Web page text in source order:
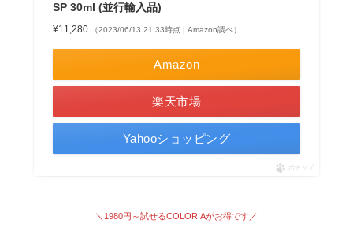
SP 30ml (並行輸入品)
¥11,280 （2023/06/13 21:33時点 | Amazon調べ）
Amazon
楽天市場
Yahooショッピング
ポチップ
＼1980円～試せるCOLORIAがお得です ／